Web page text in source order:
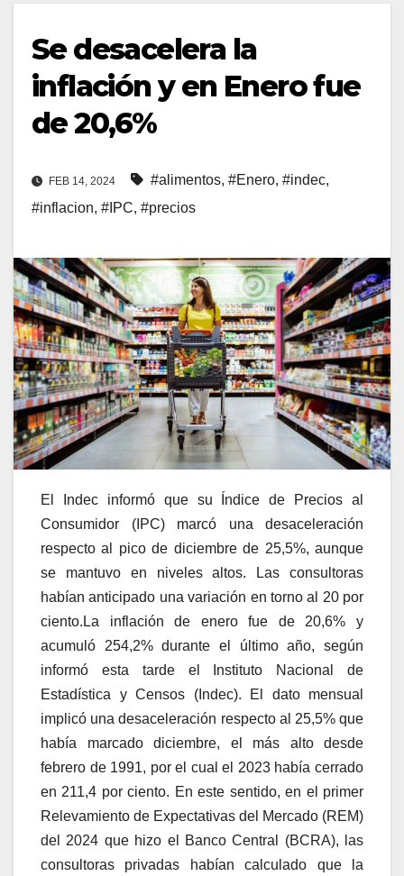
Se desacelera la
inflación y en Enero fue
de 20,6%
FEB 14, 2024 #alimentos, #Enero, #indec,
#inflacion, #IPC, #precios
El Indec informó que su Índice de Precios al
Consumidor (IPC) marcó una desaceleración
respecto al pico de diciembre de 25,5%, aunque
se mantuvo en niveles altos. Las consultoras
habían anticipado una variación en torno al 20 por
ciento. La inflación de enero fue de 20,6% y
acumuló 254,2% durante el último año, según
informó esta tarde el Instituto Nacional de
Estadística y Censos (Indec). El dato mensual
implicó una desaceleración respecto al 25,5% que
había marcado diciembre, el más alto desde
febrero de 1991, por el cual el 2023 había cerrado
en 211,4 por ciento. En este sentido, en el primer
Relevamiento de Expectativas del Mercado (REM)
del 2024 que hizo el Banco Central (BCRA), las
consultoras privadas habían calculado que la